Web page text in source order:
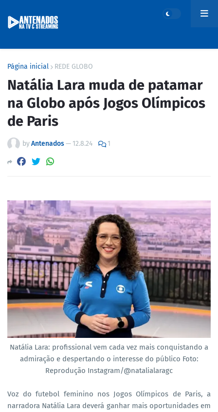
Página inicial REDE GLOBO
Natália Lara muda de patamar
na Globo após Jogos Olímpicos
de Paris
byAntenados— 12.8.24 1
Natália Lara: profissional vem cada vez mais conquistando a
admiração e despertando o interesse do público Foto:
Reprodução Instagram/@natalialaragc
Voz do futebol feminino nos Jogos Olímpicos de Paris, a
narradora Natália Lara deverá ganhar mais oportunidades em